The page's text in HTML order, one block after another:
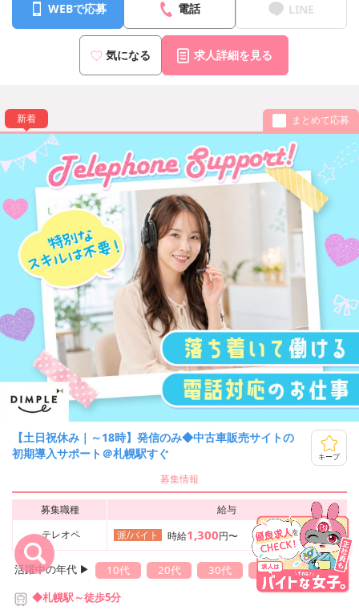
WEBで応募 電話 LINE
気になる 求人詳細を見る
新着 まとめて応募
【土日祝休み｜～18時】発信のみ◆中古車販売サイトの
初期導入サポート＠札幌駅すぐ
キープ
募集情報
募集職種
給与
テレオペ
派/バイト 時給1,300円〜
活躍中の年代 ▶︎ 10代 20代 30代 40代
50代
◆札幌駅～徒歩5分